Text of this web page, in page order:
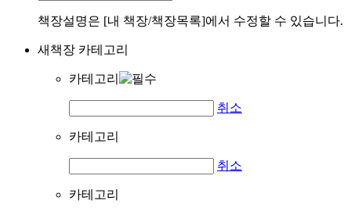
책장설명은 [내 책장/책장목록]에서 수정할 수 있습니다.
새책장 카테고리
카테고리
취소
카테고리
취소
카테고리